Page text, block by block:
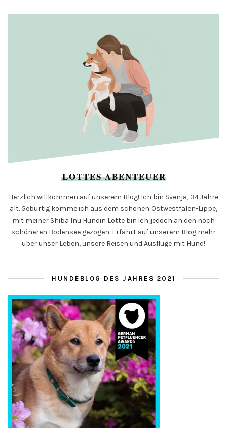
LOTTES ABENTEUER
Herzlich willkommen auf unserem Blog! Ich bin Svenja, 34 Jahre
alt. Gebürtig komme ich aus dem schönen Ostwestfalen-Lippe,
mit meiner Shiba Inu Hündin Lotte bin ich jedoch an den noch
schöneren Bodensee gezogen. Erfahrt auf unserem Blog mehr
über unser Leben, unsere Reisen und Ausflüge mit Hund!
HUNDEBLOG DES JAHRES 2021